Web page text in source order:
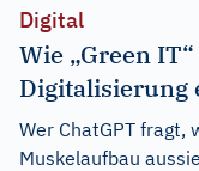
Digital
Wie „Green
Digitalisierung
Wer ChatGPT fragt,
Muskelaufbau